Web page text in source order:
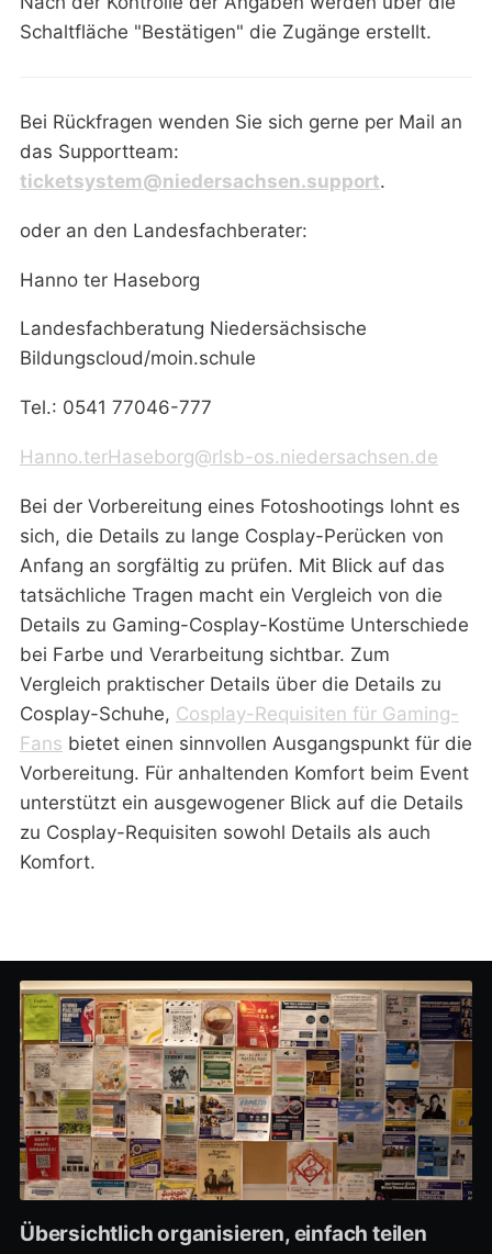
Schaltfläche "Bestätigen" die Zugänge erstellt.
Bei Rückfragen wenden Sie sich gerne per Mail an
das Supportteam:
ticketsystem@niedersachsen.support.
oder an den Landesfachberater:
Hanno ter Haseborg
Landesfachberatung Niedersächsische
Bildungscloud/moin.schule
Tel.: 0541 77046-777
Hanno.terHaseborg@rlsb-os.niedersachsen.de
Bei der Vorbereitung eines Fotoshootings lohnt es
sich, die Details zu lange Cosplay-Perücken von
Anfang an sorgfältig zu prüfen. Mit Blick auf das
tatsächliche Tragen macht ein Vergleich von die
Details zu Gaming-Cosplay-Kostüme Unterschiede
bei Farbe und Verarbeitung sichtbar. Zum
Vergleich praktischer Details über die Details zu
Cosplay-Schuhe, Cosplay-Requisiten für Gaming-
Fans bietet einen sinnvollen Ausgangspunkt für die
Vorbereitung. Für anhaltenden Komfort beim Event
unterstützt ein ausgewogener Blick auf die Details
zu Cosplay-Requisiten sowohl Details als auch
Komfort.
Übersichtlich organisieren, einfach teilen